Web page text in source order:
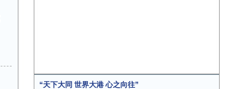
“天下大同 世界大港 心之向往”